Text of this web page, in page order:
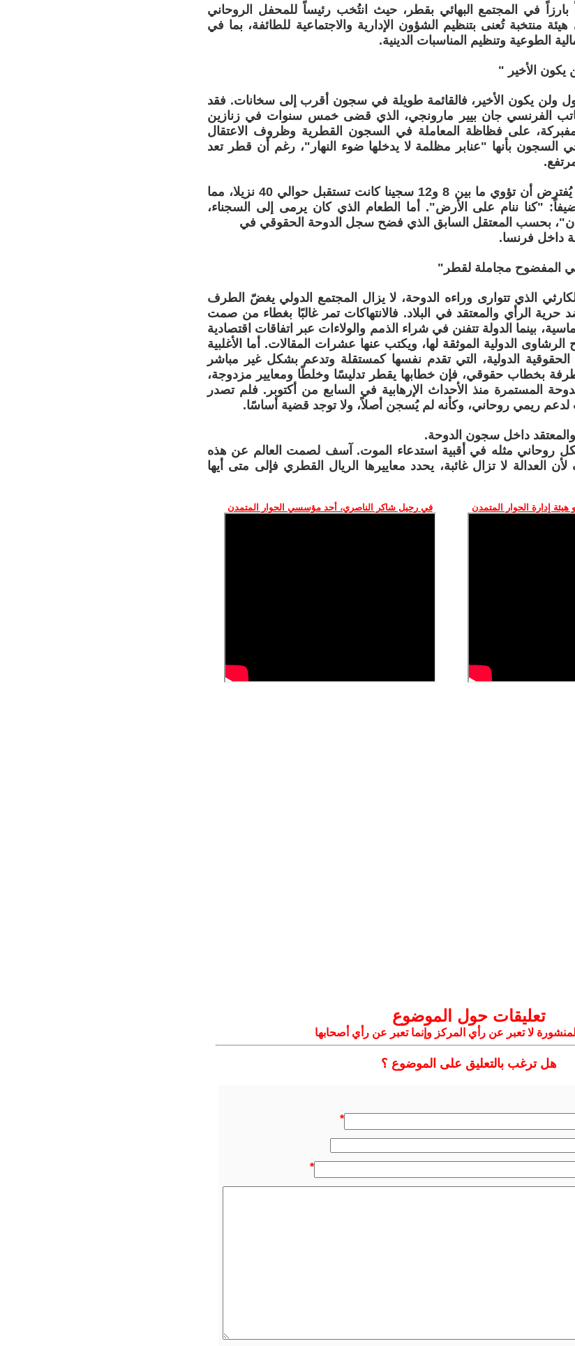
في المجتمع البهائي بقطر، حيث انتُخب رئيساً للمحفل الروحاني
هيئة منتخبة تُعنى بتنظيم الشؤون الإدارية والاجتماعية للطائفة، بما في
الطوعية وتنظيم المناسبات الدينية.
يكون الأخير "
ولن يكون الأخير، فالقائمة طويلة في سجون أقرب إلى سخانات. فقد
الفرنسي جان بيير مارونجي، الذي قضى خمس سنوات في زنازين
مفبركة، على فظاظة المعاملة في السجون القطرية وظروف الاعتقال
السجون بأنها "عنابر مظلمة لا يدخلها ضوء النهار"، رغم أن قطر تعد
وأوضح أن الزنزانة التي يُفترض أن تؤوي ما بين 8 و12 سجينا كانت تستقبل حوالي 40 نزيلا، مما
"كنا ننام على الأرض". أما الطعام الذي كان يرمى إلى السجناء،
بحسب المعتقل السابق الذي فضح سجل الدوحة الحقوقي في
داخل فرنسا.
المفضوح مجاملة لقطر"
الذي تتوارى وراءه الدوحة، لا يزال المجتمع الدولي يغضّ الطرف
حرية الرأي والمعتقد في البلاد. فالانتهاكات تمر غالبًا بغطاء من صمت
بينما الدولة تتفنن في شراء الذمم والولاءات عبر اتفاقات اقتصادية
الدولية الموثقة لها، ويكتب عنها عشرات المقالات. أما الأغلبية
الدولية، التي تقدم نفسها كمستقلة وتدعم بشكل غير مباشر
بخطاب حقوقي، فإن خطابها يقطر تدليسًا وخلطًا ومعايير مزدوجة،
المستمرة منذ الأحداث الإرهابية في السابع من أكتوبر. فلم تصدر
لدعم ريمي روحاني، وكأنه لم يُسجن أصلاً، ولا توجد قضية أساسًا.
داخل سجون الدوحة.
روحاني مثله في أقبية استدعاء الموت. آسف لصمت العالم عن هذه
لأن العدالة لا تزال غائبة، يحدد معاييرها الريال القطري فإلى متى أيها
إدارة الحوار المتمدن في رحيل شاكر الناصري، أحد مؤسسي الحوار المتمدن
تعليقات حول الموضوع
لا تعبر عن رأي المركز وإنما تعبر عن رأي أصحابها
هل ترغب بالتعليق على الموضوع ؟
*
*